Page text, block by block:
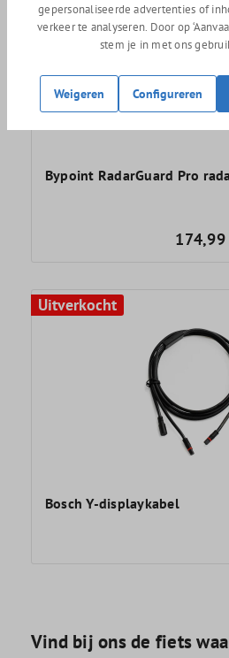
Bypoint RadarGuard Pro
174,99
Uitverkocht
Bosch Y-displaykabel
Vind bij ons de fiets
gepersonaliseerde advertenties of
verkeer te analyseren. Door op
stem je in met ons
Weigeren Configureren